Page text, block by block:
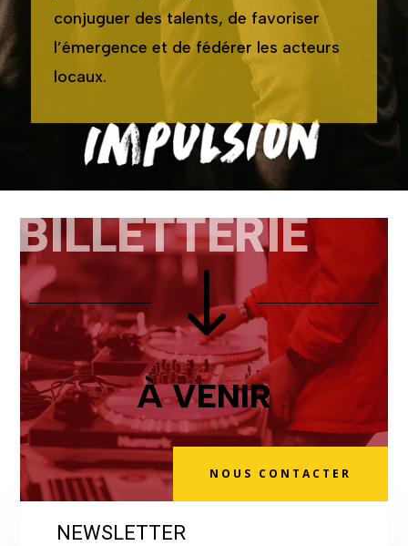
conjuguer des talents, de favoriser
l’émergence et de fédérer les acteurs
locaux.
BILLETTERIE
"
À VENIR
NOUS CONTACTER
NEWSLETTER